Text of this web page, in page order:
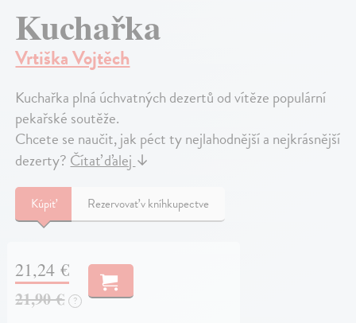
Kuchařka
Vrtiška Vojtěch
Kuchařka plná úchvatných dezertů od vítěze populární
pekařské soutěže.
Chcete se naučit, jak péct ty nejlahodnější a nejkrásnější
dezerty? Čítať ďalej ↓
Kúpiť Rezervovať v kníhkupectve
21,24 €
21,90 € ?